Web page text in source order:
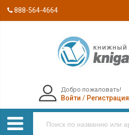
888-564-4664
Добро пожаловать!
Войти / Регистрация